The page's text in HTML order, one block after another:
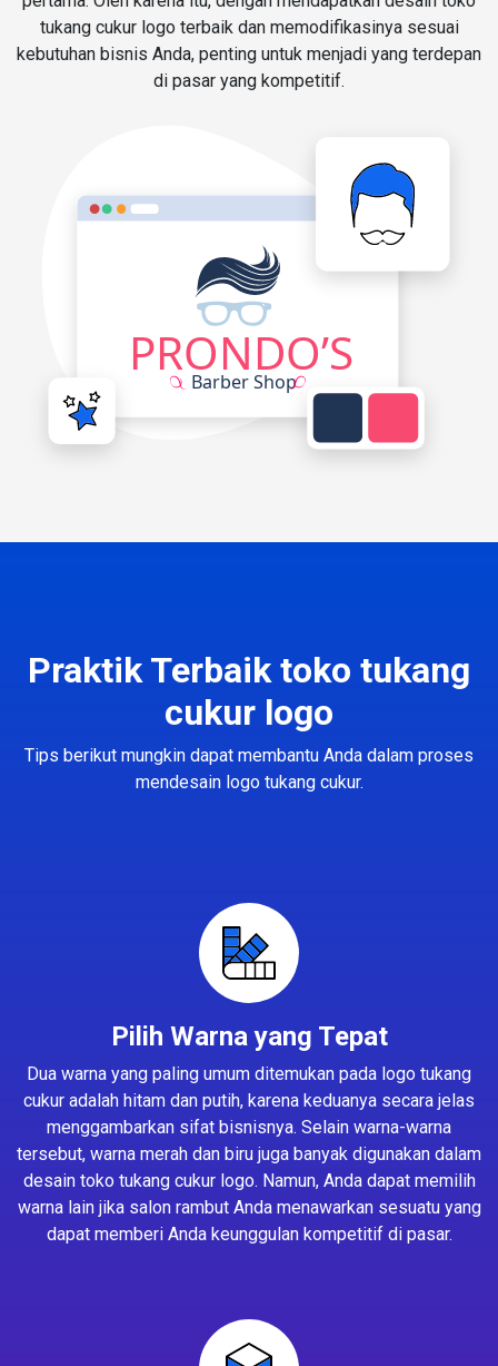
tukang cukur logo terbaik dan memodifikasinya sesuai
kebutuhan bisnis Anda, penting untuk menjadi yang terdepan
di pasar yang kompetitif.
Praktik Terbaik toko tukang
cukur logo
Tips berikut mungkin dapat membantu Anda dalam proses
mendesain logo tukang cukur.
Pilih Warna yang Tepat
Dua warna yang paling umum ditemukan pada logo tukang
cukur adalah hitam dan putih, karena keduanya secara jelas
menggambarkan sifat bisnisnya. Selain warna-warna
tersebut, warna merah dan biru juga banyak digunakan dalam
desain toko tukang cukur logo. Namun, Anda dapat memilih
warna lain jika salon rambut Anda menawarkan sesuatu yang
dapat memberi Anda keunggulan kompetitif di pasar.